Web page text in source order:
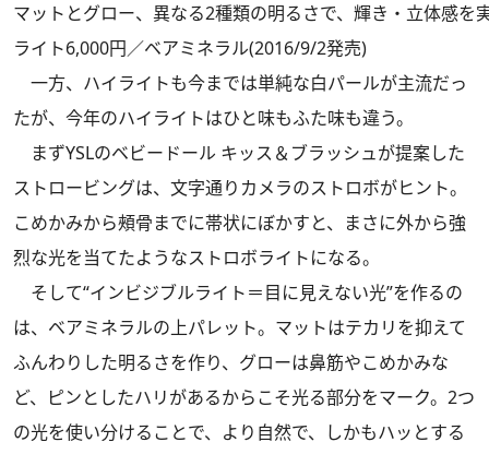
マットとグロー、異なる2種類の明るさで、輝き・立体感を
ライト6,000円／ベアミネラル(2016/9/2発売)
一方、ハイライトも今までは単純な白パールが主流だっ
たが、今年のハイライトはひと味もふた味も違う。
まずYSLのベビードール キッス＆ブラッシュが提案した
ストロービングは、文字通りカメラのストロボがヒント。
こめかみから頰骨までに帯状にぼかすと、まさに外から強
烈な光を当てたようなストロボライトになる。
そして“インビジブルライト＝目に見えない光”を作るの
は、ベアミネラルの上パレット。マットはテカリを抑えて
ふんわりした明るさを作り、グローは鼻筋やこめかみな
ど、ピンとしたハリがあるからこそ光る部分をマーク。2つ
の光を使い分けることで、より自然で、しかもハッとする